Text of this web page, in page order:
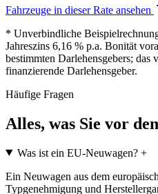
Fahrzeuge in dieser Rate ansehen
* Unverbindliche
Jahreszins 6,16 % p.a. Bonität
bestimmten Darlehensgebers;
finanzierende Darlehensgeber.
Häufige Fragen
Alles, was Sie vor
Was ist ein EU-Neuwagen? +
Ein Neuwagen aus dem
Typgenehmigung und